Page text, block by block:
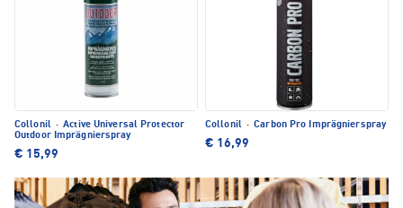
Collonil · Active Universal Protector
Outdoor Imprägnierspray
€ 15,99
Collonil · Carbon Pro Imprägnierspray
€ 16,99